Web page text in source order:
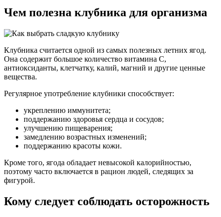
Чем полезна клубника для организма
Клубника считается одной из самых полезных летних ягод.
Она содержит большое количество витамина С,
антиоксиданты, клетчатку, калий, магний и другие ценные
вещества.
Регулярное употребление клубники способствует:
укреплению иммунитета;
поддержанию здоровья сердца и сосудов;
улучшению пищеварения;
замедлению возрастных изменений;
поддержанию красоты кожи.
Кроме того, ягода обладает невысокой калорийностью,
поэтому часто включается в рацион людей, следящих за
фигурой.
Кому следует соблюдать осторожность